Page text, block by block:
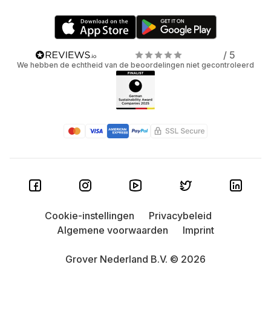
/ 5
We hebben de echtheid van de beoordelingen niet gecontroleerd
Grover Nederland B.V. © 2026
Cookie-instellingen
Privacybeleid
Algemene voorwaarden
Imprint